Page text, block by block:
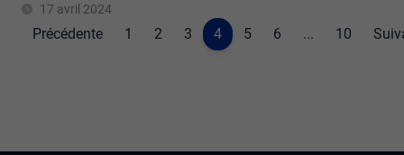
17 avril 2024
Précédente 1 2 3 4 5 6 ... 10